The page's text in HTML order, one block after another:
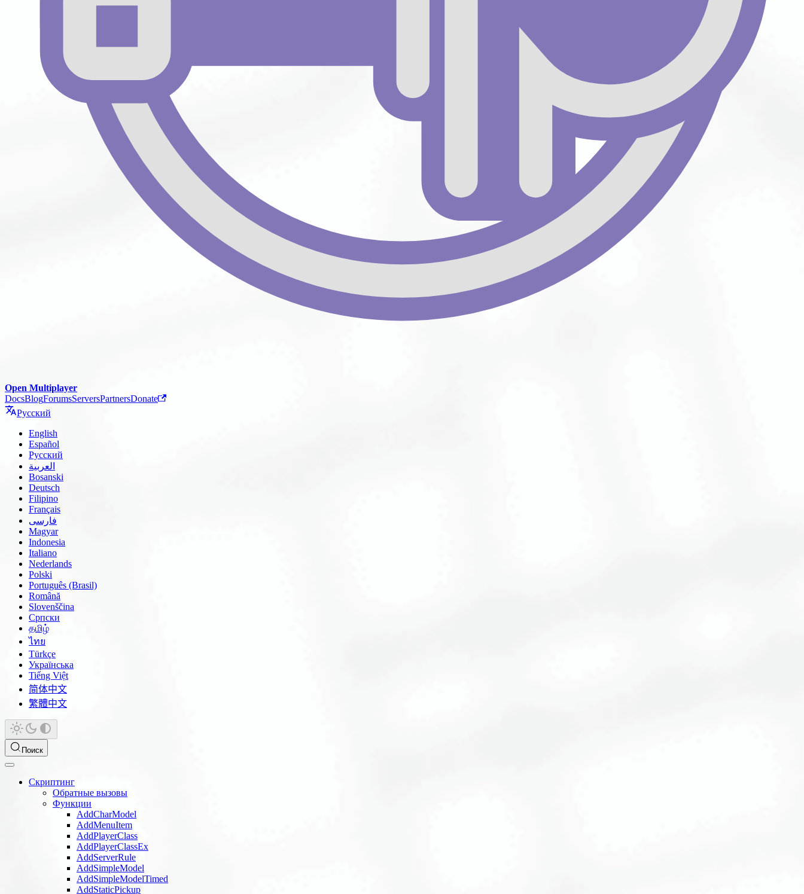
Open Multiplayer
DocsBlogForumsServersPartnersDonate
Русский
English
Español
Русский
العربية
Bosanski
Deutsch
Filipino
Français
فارسی
Magyar
Indonesia
Italiano
Nederlands
Polski
Português (Brasil)
Română
Slovenščina
Српски
தமிழ்
ไทย
Türkçe
Українська
Tiếng Việt
简体中文
繁體中文
Поиск
Скриптинг
Обратные вызовы
Функции
AddCharModel
AddMenuItem
AddPlayerClass
AddPlayerClassEx
AddServerRule
AddSimpleModel
AddSimpleModelTimed
AddStaticPickup